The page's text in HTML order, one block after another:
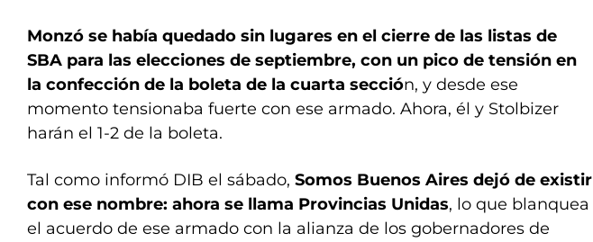
Monzó se había quedado sin lugares en el cierre de las listas de
SBA para las elecciones de septiembre, con un pico de tensión en
la confección de la boleta de la cuarta sección, y desde ese
momento tensionaba fuerte con ese armado. Ahora, él y Stolbizer
harán el 1-2 de la boleta.
Tal como informó DIB el sábado, Somos Buenos Aires dejó de existir
con ese nombre: ahora se llama Provincias Unidas, lo que blanquea
el acuerdo de ese armado con la alianza de los gobernadores de